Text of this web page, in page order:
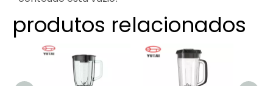
produtos relacionados